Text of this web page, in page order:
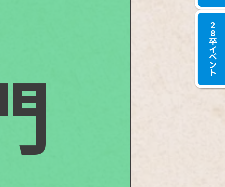
28卒イベント